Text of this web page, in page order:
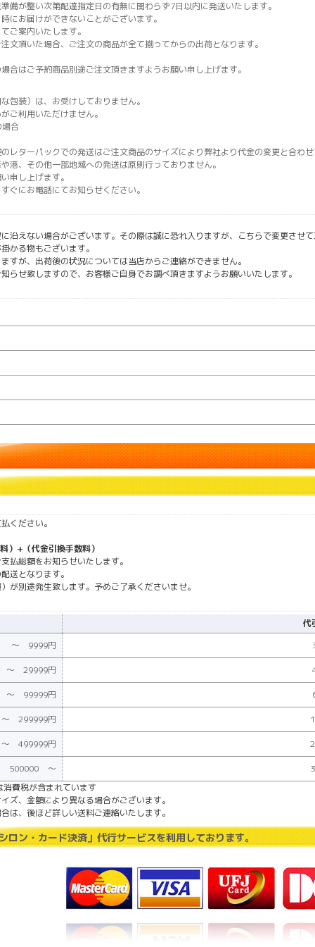
備が整い次第配達指定日の有無に関わらず7日以内に発送いたします。
にお届けができないことがございます。
ご案内いたします。
文頂いた場合、ご注文の商品が全て揃ってからの出荷となります。
合はご予約商品別途ご注文頂きますようお願い申し上げます。
包装）は、お受けしておりません。
ご利用いただけません。
合
レターパックでの発送はご注文商品のサイズにより弊社より代金の変更と合わ
港、その他一部地域への発送は原則行っておりません。
申し上げます。
ぐにお電話にてお知らせください。
沿えない場合がございます。その際は誠に恐れ入りますが、こちらで変更させ
かる物もございます。
すが、出荷後の状況については当店からご連絡ができません。
らせ致しますので、お客様ご自身でお調べ頂きますようお願いいたします。
ください。
）+（代金引換手数料）
払総額をお知らせいたします。
送となります。
が別途発生致します。予めご了承くださいませ。
代
～ 9999円
～ 29999円
～ 99999円
299999円
499999円
500000 ～
費税が含まれています
ズ、金額により異なる場合がございます。
は、後ほど詳しい送料ご連絡いたします。
ロン・カード決済」代行サービスを利用しております。